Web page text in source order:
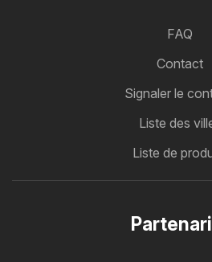
FAQ
Contact
Signaler le
Liste des
Liste de